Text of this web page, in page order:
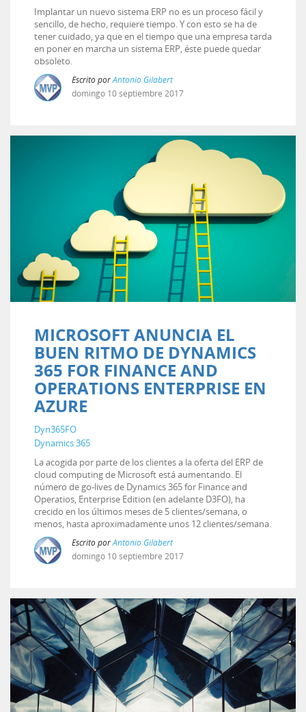
Implantar un nuevo sistema ERP no es un proceso fácil y
sencillo, de hecho, requiere tiempo. Y con esto se ha de
tener cuidado, ya que en el tiempo que una empresa tarda
en poner en marcha un sistema ERP, éste puede quedar
obsoleto.
Escrito porAntonio Gilabert
domingo 10septiembre 2017
MICROSOFT ANUNCIA EL
BUEN RITMO DE DYNAMICS
365 FOR FINANCE AND
OPERATIONS ENTERPRISE EN
AZURE
Dyn365FO
Dynamics 365
La acogida por parte de los clientes a la oferta del ERP de
cloud computing de Microsoft está aumentando. El
número de go-lives de Dynamics 365 for Finance and
Operatios, Enterprise Edition (en adelante D3FO), ha
crecido en los últimos meses de 5 clientes/semana, o
menos, hasta aproximadamente unos 12 clientes/semana.
Escrito porAntonio Gilabert
domingo 10septiembre 2017